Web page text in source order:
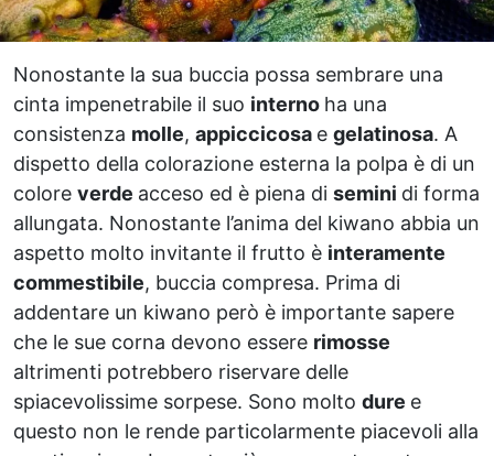
Nonostante la sua buccia possa sembrare una
cinta impenetrabile il suo interno ha una
consistenza molle, appiccicosa e gelatinosa. A
dispetto della colorazione esterna la polpa è di un
colore verde acceso ed è piena di semini di forma
allungata. Nonostante l’anima del kiwano abbia un
aspetto molto invitante il frutto è interamente
commestibile, buccia compresa. Prima di
addentare un kiwano però è importante sapere
che le sue corna devono essere rimosse
altrimenti potrebbero riservare delle
spiacevolissime sorpese. Sono molto dure e
questo non le rende particolarmente piacevoli alla